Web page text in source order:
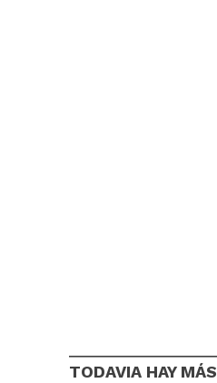
TODAVIA HAY MÁS